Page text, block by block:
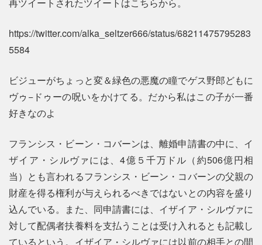
https://twitter.com/alka_seltzer666/status/68211475795283
5584
ビジューがちょっと変＆緑色の悪魔の瞳でゲス野郎どもに
ヴゥ−ドゥーの呪いをかけてる。だから私はこの子が一番
好きなのよ
フランシス・ビーン・コバーンは、離婚申請書の中に、イ
ザイア・シルヴァには、4億５千万ドル（約506億円相
当）とも言われるフランシス・ビーン・コバーンの父親の
財産を得る権利が与えられるべきではないとの内容を盛り
込んでいる。また、同申請書には、イザイア・シルヴァに
対して配偶者扶養料を支払うことは受け入れるとも記載し
ているという。イザイア・シルヴァには以前の相手との間